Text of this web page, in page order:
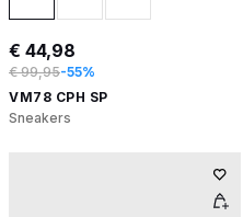
€ 44,98
€ 99,95-55%
VM78 CPH SP
Sneakers